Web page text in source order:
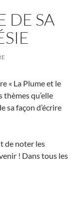
DE SA
« La Plume et le
thèmes qu’elle
sa façon d’écrire
de noter les
! Dans tous les
sa rage et de sa